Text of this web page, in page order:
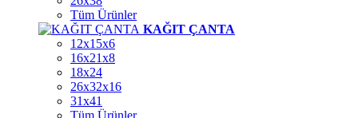
Tüm Ürünler
KAĞIT ÇANTA
12x15x6
16x21x8
18x24
26x32x16
31x41
Tüm Ürünler